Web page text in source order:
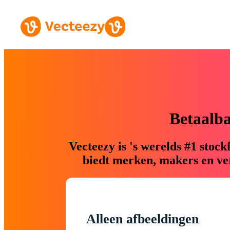
Vecteezy is 's werelds #1
biedt merken, makers en
Alleen afbeeldingen